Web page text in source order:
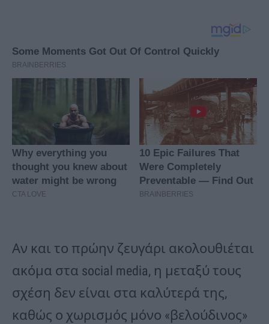
Αν και το πρώην ζευγάρι ακολουθιέται
ακόμα στα social media, η μεταξύ τους
σχέση δεν είναι στα καλύτερά της,
καθώς ο χωρισμός μόνο «βελούδινος»